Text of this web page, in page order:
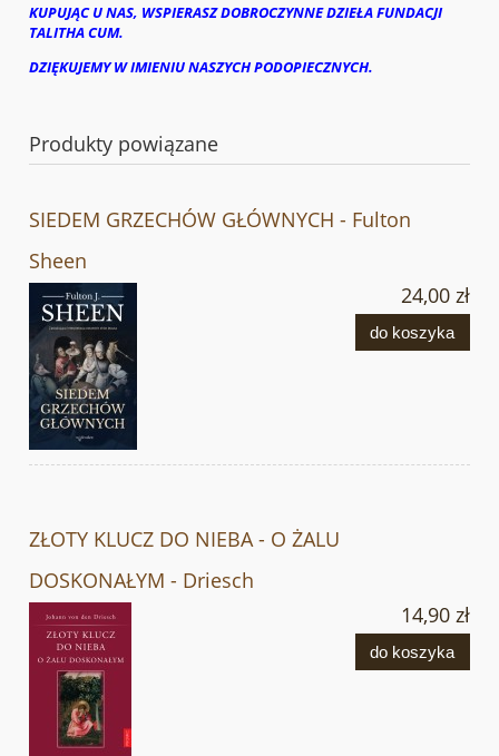
KUPUJĄC U NAS, WSPIERASZ DOBROCZYNNE DZIEŁA FUNDACJI
TALITHA CUM.
DZIĘKUJEMY W IMIENIU NASZYCH PODOPIECZNYCH.
Produkty powiązane
SIEDEM GRZECHÓW GŁÓWNYCH - Fulton
Sheen
24,00 zł
do koszyka
ZŁOTY KLUCZ DO NIEBA - O ŻALU
DOSKONAŁYM - Driesch
14,90 zł
do koszyka